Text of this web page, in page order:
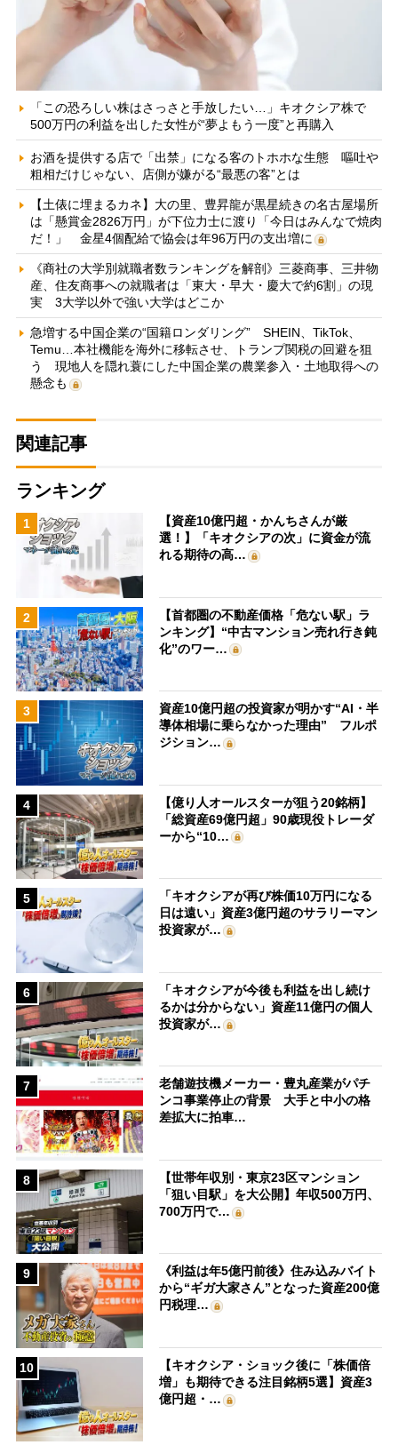
「この恐ろしい株はさっさと手放したい…」キオクシア株で
500万円の利益を出した女性が“夢よもう一度”と再購入
お酒を提供する店で「出禁」になる客のトホホな生態 嘔吐や
粗相だけじゃない、店側が嫌がる“最悪の客”とは
【土俵に埋まるカネ】大の里、豊昇龍が黒星続きの名古屋場所
は「懸賞金2826万円」が下位力士に渡り「今日はみんなで焼肉
だ！」 金星4個配給で協会は年96万円の支出増に
《商社の大学別就職者数ランキングを解剖》三菱商事、三井物
産、住友商事への就職者は「東大・早大・慶大で約6割」の現
実 3大学以外で強い大学はどこか
急増する中国企業の“国籍ロンダリング” SHEIN、TikTok、
Temu…本社機能を海外に移転させ、トランプ関税の回避を狙
う 現地人を隠れ蓑にした中国企業の農業参入・土地取得への
懸念も
関連記事
ランキング
1
【資産10億円超・かんちさんが厳
選！】「キオクシアの次」に資金が流
れる期待の高…
2
【首都圏の不動産価格「危ない駅」ラ
ンキング】“中古マンション売れ行き鈍
化”のワー…
3
資産10億円超の投資家が明かす“AI・半
導体相場に乗らなかった理由” フルポ
ジション…
4
【億り人オールスターが狙う20銘柄】
「総資産69億円超」90歳現役トレーダ
ーから“10…
5
「キオクシアが再び株価10万円になる
日は遠い」資産3億円超のサラリーマン
投資家が…
6
「キオクシアが今後も利益を出し続け
るかは分からない」資産11億円の個人
投資家が…
7
老舗遊技機メーカー・豊丸産業がパチ
ンコ事業停止の背景 大手と中小の格
差拡大に拍車…
8
【世帯年収別・東京23区マンション
「狙い目駅」を大公開】年収500万円、
700万円で…
9
《利益は年5億円前後》住み込みバイト
から“ギガ大家さん”となった資産200億
円税理…
10
【キオクシア・ショック後に「株価倍
増」も期待できる注目銘柄5選】資産3
億円超・…